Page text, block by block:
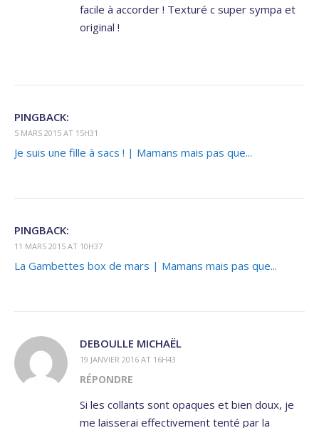
facile à accorder ! Texturé c super sympa et
original !
PINGBACK:
5 MARS 2015 AT 15H31
Je suis une fille à sacs ! | Mamans mais pas que...
PINGBACK:
11 MARS 2015 AT 10H37
La Gambettes box de mars | Mamans mais pas que...
DEBOULLE MICHAËL
19 JANVIER 2016 AT 16H43
RÉPONDRE
Si les collants sont opaques et bien doux, je
me laisserai effectivement tenté par la